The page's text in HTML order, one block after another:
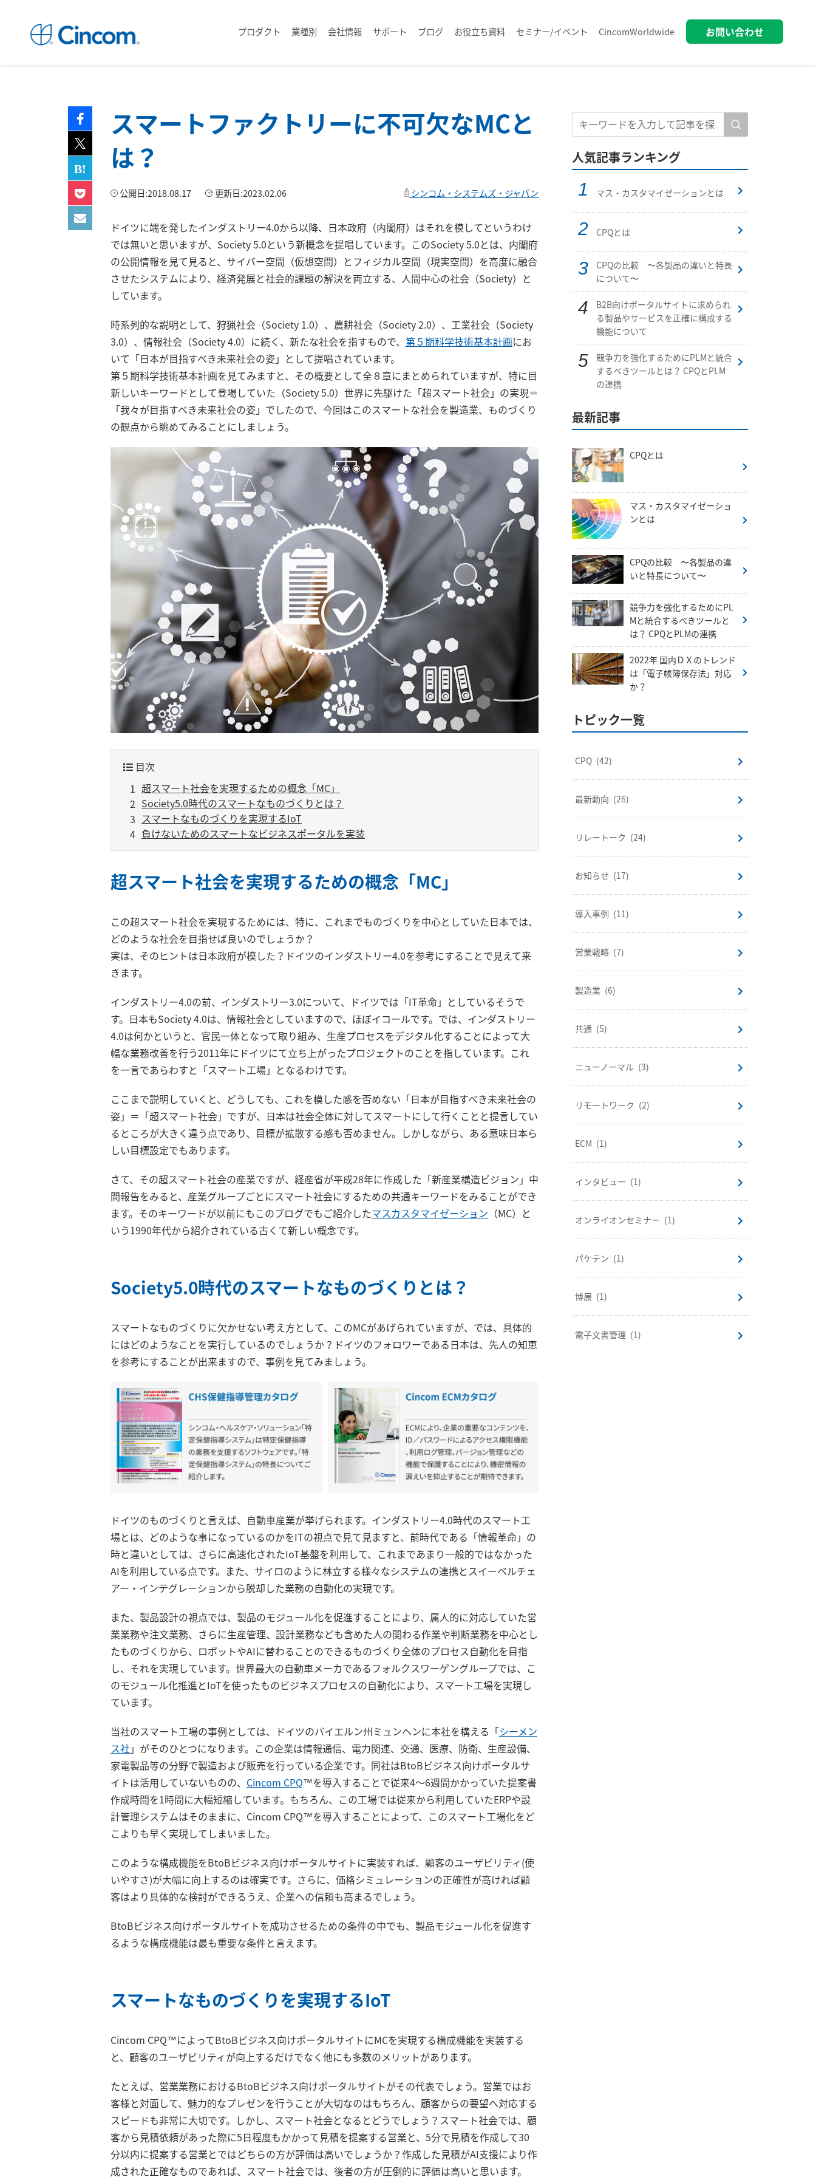
プロダクト 業種別 会社情報 サポート ブログ お役立ち資料 セミナー/イベント CincomWorldwide お問い合わせ
スマートファクトリーに不可欠なMCと
は？
公開日:2018.08.17 更新日:2023.02.06 シンコム・システムズ・ジャパン
ドイツに端を発したインダストリー4.0から以降、日本政府（内閣府）はそれを模してというわけ
では無いと思いますが、Society 5.0という新概念を提唱しています。このSociety 5.0とは、内閣府
の公開情報を見て見ると、サイバー空間（仮想空間）とフィジカル空間（現実空間）を高度に融合
させたシステムにより、経済発展と社会的課題の解決を両立する、人間中心の社会（Society）と
しています。
時系列的な説明として、狩猟社会（Society 1.0）、農耕社会（Society 2.0）、工業社会（Society
3.0）、情報社会（Society 4.0）に続く、新たな社会を指すもので、 第５期科学技術基本計画にお
いて「日本が目指すべき未来社会の姿」として提唱されています。
第５期科学技術基本計画を見てみますと、その概要として全８章にまとめられていますが、特に目
新しいキーワードとして登場していた（Society 5.0）世界に先駆けた「超スマート社会」の実現＝
「我々が目指すべき未来社会の姿」でしたので、今回はこのスマートな社会を製造業、ものづくり
の観点から眺めてみることにしましょう。
目次
超スマート社会を実現するための概念「MC」
Society5.0時代のスマートなものづくりとは？
スマートなものづくりを実現するIoT
負けないためのスマートなビジネスポータルを実装
超スマート社会を実現するための概念「MC」
この超スマート社会を実現するためには、特に、これまでものづくりを中心としていた日本では、
どのような社会を目指せば良いのでしょうか？
実は、そのヒントは日本政府が模した？ドイツのインダストリー4.0を参考にすることで見えて来
きます。
インダストリー4.0の前、インダストリー3.0について、ドイツでは「IT革命」としているそうで
す。日本もSociety 4.0は、情報社会としていますので、ほぼイコールです。では、インダストリー
4.0は何かというと、官民一体となって取り組み、生産プロセスをデジタル化することによって大
幅な業務改善を行う2011年にドイツにて立ち上がったプロジェクトのことを指しています。これ
を一言であらわすと「スマート工場」となるわけです。
ここまで説明していくと、どうしても、これを模した感を否めない「日本が目指すべき未来社会の
姿」＝「超スマート社会」ですが、日本は社会全体に対してスマートにして行くことと提言してい
るところが大きく違う点であり、目標が拡散する感も否めません。しかしながら、ある意味日本ら
しい目標設定でもあります。
さて、その超スマート社会の産業ですが、経産省が平成28年に作成した「新産業構造ビジョン」中
間報告をみると、産業グループごとにスマート社会にするための共通キーワードをみることができ
ます。そのキーワードが以前にもこのブログでもご紹介したマスカスタマイゼーション （MC）と
いう1990年代から紹介されている古くて新しい概念です。
Society5.0時代のスマートなものづくりとは？
スマートなものづくりに欠かせない考え方として、このMCがあげられていますが、では、具体的
にはどのようなことを実行しているのでしょうか？ドイツのフォロワーである日本は、先人の知恵
を参考にすることが出来ますので、事例を見てみましょう。
ドイツのものづくりと言えば、自動車産業が挙げられます。インダストリー4.0時代のスマート工
場とは、どのような事になっているのかをITの視点で見て見ますと、前時代である「情報革命」の
時と違いとしては、さらに高速化されたIoT基盤を利用して、これまであまり一般的ではなかった
AIを利用している点です。また、サイロのように林立する様々なシステムの連携とスイーベルチェ
アー・インテグレーションから脱却した業務の自動化の実現です。
また、製品設計の視点では、製品のモジュール化を促進することにより、属人的に対応していた営
業業務や注文業務、さらに生産管理、設計業務なども含めた人の関わる作業や判断業務を中心とし
たものづくりから、ロボットやAIに替わることのできるものづくり全体のプロセス自動化を目指
し、それを実現しています。世界最大の自動車メーカであるフォルクスワーゲングループでは、こ
のモジュール化推進とIoTを使ったものビジネスプロセスの自動化により、スマート工場を実現し
ています。
当社のスマート工場の事例としては、ドイツのバイエルン州ミュンヘンに本社を構える「シーメン
ス社」がそのひとつになります。この企業は情報通信、電力関連、交通、医療、防衛、生産設備、
家電製品等の分野で製造および販売を行っている企業です。同社はBtoBビジネス向けポータルサ
イトは活用していないものの、 Cincom CPQ™を導入することで従来4～6週間かかっていた提案書
作成時間を1時間に大幅短縮しています。もちろん、この工場では従来から利用していたERPや設
計管理システムはそのままに、Cincom CPQ™を導入することによって、このスマート工場化をど
こよりも早く実現してしまいました。
このような構成機能をBtoBビジネス向けポータルサイトに実装すれば、顧客のユーザビリティ(使
いやすさ)が大幅に向上するのは確実です。さらに、価格シミュレーションの正確性が高ければ顧
客はより具体的な検討ができるうえ、企業への信頼も高まるでしょう。
BtoBビジネス向けポータルサイトを成功させるための条件の中でも、製品モジュール化を促進す
るような構成機能は最も重要な条件と言えます。
スマートなものづくりを実現するIoT
Cincom CPQ™によってBtoBビジネス向けポータルサイトにMCを実現する構成機能を実装する
と、顧客のユーザビリティが向上するだけでなく他にも多数のメリットがあります。
たとえば、営業業務におけるBtoBビジネス向けポータルサイトがその代表でしょう。営業ではお
客様と対面して、魅力的なプレゼンを行うことが大切なのはもちろん、顧客からの要望へ対応する
スピードも非常に大切です。しかし、スマート社会となるとどうでしょう？スマート社会では、顧
客から見積依頼があった際に5日程度もかかって見積を提案する営業と、5分で見積を作成して30
分以内に提案する営業とではどちらの方が評価は高いでしょうか？作成した見積がAI支援により作
成された正確なものであれば、スマート社会では、後者の方が圧倒的に評価は高いと思います。
人気記事ランキング
マス・カスタマイゼーションとは
CPQとは
CPQの比較 〜各製品の違いと特長
について〜
B2B向けポータルサイトに求められ
る製品やサービスを正確に構成する
機能について
競争力を強化するためにPLMと統合
するべきツールとは？ CPQとPLM
の連携
最新記事
CPQとは
マス・カスタマイゼーショ
ンとは
CPQの比較 〜各製品の違
いと特長について〜
競争力を強化するためにPL
Mと統合するべきツールと
は？ CPQとPLMの連携
2022年 国内ＤＸのトレンド
は「電子帳簿保存法」対応
か？
トピック一覧
CPQ (42)
最新動向 (26)
リレートーク (24)
お知らせ (17)
導入事例 (11)
営業戦略 (7)
製造業 (6)
共通 (5)
ニューノーマル (3)
リモートワーク (2)
ECM (1)
インタビュー (1)
オンライオンセミナー (1)
パケテン (1)
博展 (1)
電子文書管理 (1)